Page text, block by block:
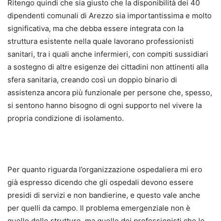
Ritengo quindi che sia giusto che la disponibilità dei 40
dipendenti comunali di Arezzo sia importantissima e molto
significativa, ma che debba essere integrata con la
struttura esistente nella quale lavorano professionisti
sanitari, tra i quali anche infermieri, con compiti sussidiari
a sostegno di altre esigenze dei cittadini non attinenti alla
sfera sanitaria, creando così un doppio binario di
assistenza ancora più funzionale per persone che, spesso,
si sentono hanno bisogno di ogni supporto nel vivere la
propria condizione di isolamento.
Per quanto riguarda l’organizzazione ospedaliera mi ero
già espresso dicendo che gli ospedali devono essere
presidi di servizi e non bandierine, e questo vale anche
per quelli da campo. Il problema emergenziale non è